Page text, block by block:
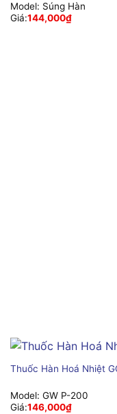
Model: Súng Hàn
Giá:144,000₫
Thuốc Hàn Hoá Nhiệt
Model: GW P-200
Giá:146,000₫